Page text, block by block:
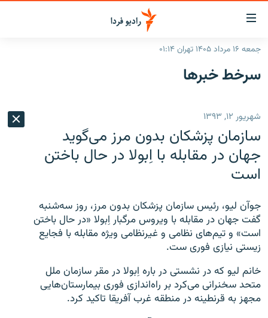
لینک‌های
قابلیت
دسترسی
بازگشت
اصلی
رفتن
صفحه
جستجو
ایران
رادیو
انتخاب کنید و بشنوید
برنامه‌های رادیویی
پادکست
چندرسانه‌ای
گزارش‌های ویدئویی
English
به ما بپیوندید
جمعه ۱۶ مرداد ۱۴۰۵ تهران ۰۱:۱۴
سرخط‌ خبرها
شهریور ۱۲, ۱۳۹۳
سازمان پزشکان بدون مرز می‌گوید
جهان در مقابله با اِبولا در حال باختن
است
جوآن لیو، رئیس سازمان پزشکان بدون مرز، روز سه‌شنبه
گفت جهان در مقابله با ویروس مرگبار اِبولا «در حال باختن
است» و تیم‌های نظامی و غیرنظامی ویژه مقابله با فجایع
زیستی نیازی فوری ست.
خانم لیو که در نشستی در باره اِبولا در مقر سازمان ملل
متحد سخنرانی می‌کرد بر راه‌اندازی فوری بیمارستان‌هایی
مجهز به قرنطینه در منطقه غرب آفریقا تاکید کرد.